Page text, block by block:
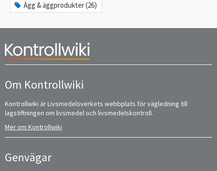
Ägg & äggprodukter (26)
Om Kontrollwiki
Kontrollwiki är Livsmedelsverkets webbplats för vägledning till
lagstiftningen om livsmedel och livsmedelskontroll.
Mer om Kontrollwiki
Genvägar